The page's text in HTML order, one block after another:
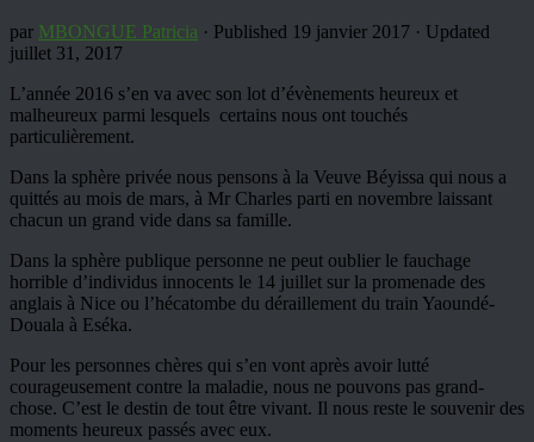
par MBONGUE Patricia · Published 19 janvier 2017 · Updated
juillet 31, 2017
L’année 2016 s’en va avec son lot d’évènements heureux et
malheureux parmi lesquels certains nous ont touchés
particulièrement.
Dans la sphère privée nous pensons à la Veuve Béyissa qui nous a
quittés au mois de mars, à Mr Charles parti en novembre laissant
chacun un grand vide dans sa famille.
Dans la sphère publique personne ne peut oublier le fauchage
horrible d’individus innocents le 14 juillet sur la promenade des
anglais à Nice ou l’hécatombe du déraillement du train Yaoundé-
Douala à Eséka.
Pour les personnes chères qui s’en vont après avoir lutté
courageusement contre la maladie, nous ne pouvons pas grand-
chose. C’est le destin de tout être vivant. Il nous reste le souvenir des
moments heureux passés avec eux.